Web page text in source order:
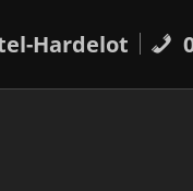
Hardelot